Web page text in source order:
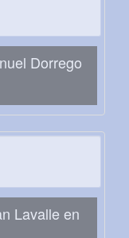
Dorrego
Lavalle en